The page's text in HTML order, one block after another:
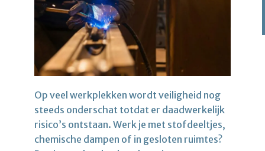
Op veel werkplekken wordt veiligheid nog
steeds onderschat totdat er daadwerkelijk
risico’s ontstaan. Werk je met stofdeeltjes,
chemische dampen of in gesloten ruimtes?